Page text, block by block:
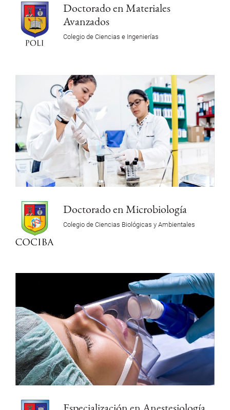
Doctorado en Materiales
Avanzados
Colegio de Ciencias e Ingenierías
Doctorado en Microbiología
Colegio de Ciencias Biológicas y Ambientales